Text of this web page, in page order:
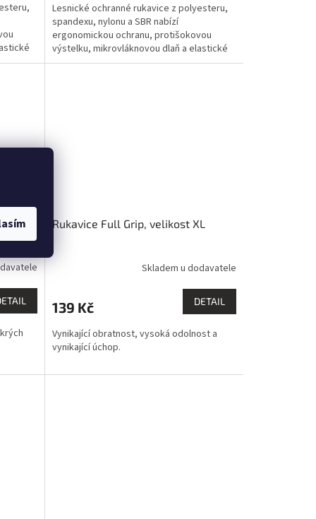
Lesnické ochranné rukavice z polyesteru,
spandexu, nylonu a SBR nabízí
ergonomickou ochranu, protišokovou
výstelku, mikrovláknovou dlaň a elastické
manžety pro bezpečnou a...
XL Rukavice Full Grip, velikost XL
Skladem u dodavatele
139 Kč DETAIL
Vynikající obratnost, vysoká odolnost a
vynikající úchop.